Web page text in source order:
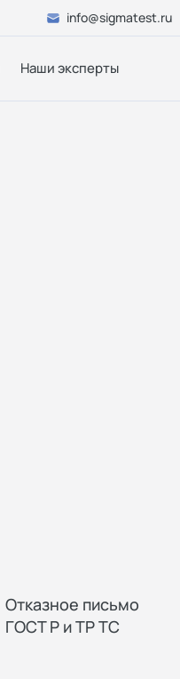
info@sigmatest.ru
Наши эксперты
Отказное письмо
ГОСТ Р и ТР ТС